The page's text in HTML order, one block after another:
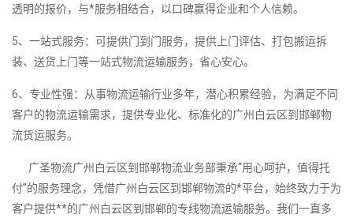
透明的报价，与*服务相结合，以口碑赢得企业和个人信赖。
5、一站式服务：可提供门到门服务，提供上门评估、打包搬运拆
装、送货上门等一站式物流运输服务，省心安心。
6、专业性强：从事物流运输行业多年，潜心积累经验，为满足不同
客户的物流运输需求，提供专业化、标准化的广州白云区到邯郸物
流货运服务。
广圣物流广州白云区到邯郸物流业务部秉承“用心呵护，值得托
付”的服务理念，凭借广州白云区到邯郸物流的*平台，始终致力于为
客户提供**的广州白云区到邯郸的专线物流运输服务。我们一直多